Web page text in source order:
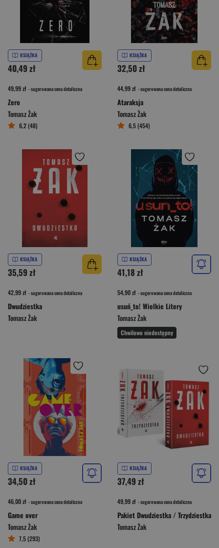
KSIĄŻKA
40,49 zł
49,99 zł - sugerowana cena detaliczna
Zero
Tomasz Żak
6,2 (48)
KSIĄŻKA
32,50 zł
44,99 zł - sugerowana cena detaliczna
Ataraksja
Tomasz Żak
6,5 (454)
KSIĄŻKA
35,59 zł
42,99 zł - sugerowana cena detaliczna
Dwudziestka
Tomasz Żak
KSIĄŻKA
41,18 zł
54,90 zł - sugerowana cena detaliczna
usuń_to! Wielkie Litery
Tomasz Żak
Chwilowo niedostępny
KSIĄŻKA
34,50 zł
46,00 zł - sugerowana cena detaliczna
Game over
Tomasz Żak
7,5 (293)
KSIĄŻKA
37,49 zł
49,99 zł - sugerowana cena detaliczna
Pakiet Dwudziestka / Trzydziestka
Tomasz Żak